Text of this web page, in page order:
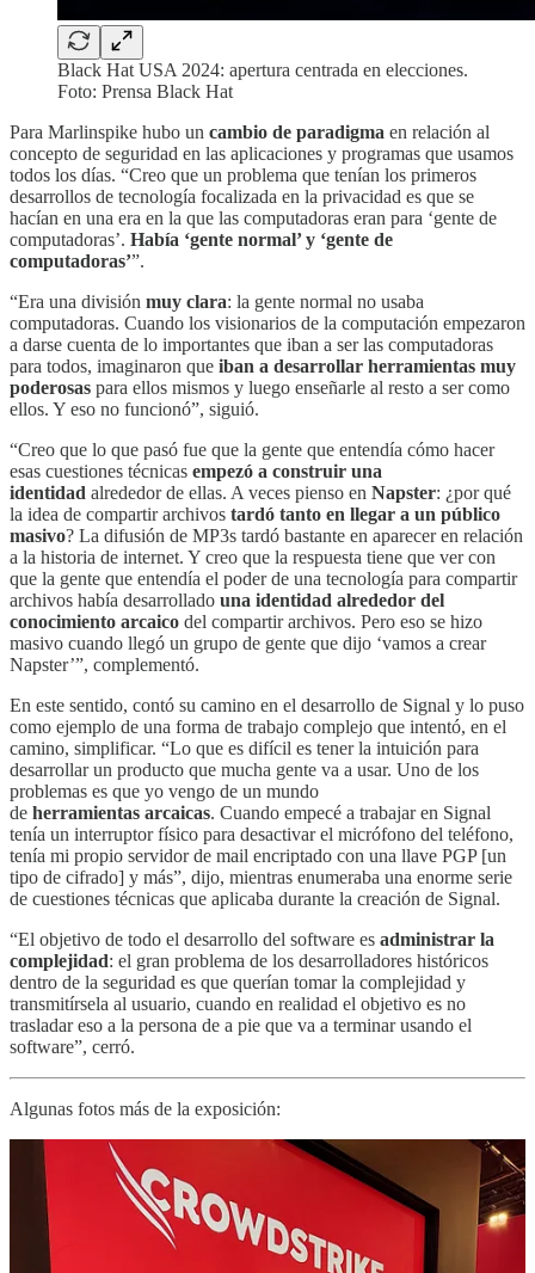
Black Hat USA 2024: apertura centrada en elecciones.
Foto: Prensa Black Hat
Para Marlinspike hubo un cambio de paradigma en relación al
concepto de seguridad en las aplicaciones y programas que usamos
todos los días. “Creo que un problema que tenían los primeros
desarrollos de tecnología focalizada en la privacidad es que se
hacían en una era en la que las computadoras eran para ‘gente de
computadoras’. Había ‘gente normal’ y ‘gente de
computadoras’”.
“Era una división muy clara: la gente normal no usaba
computadoras. Cuando los visionarios de la computación empezaron
a darse cuenta de lo importantes que iban a ser las computadoras
para todos, imaginaron que iban a desarrollar herramientas muy
poderosas para ellos mismos y luego enseñarle al resto a ser como
ellos. Y eso no funcionó”, siguió.
“Creo que lo que pasó fue que la gente que entendía cómo hacer
esas cuestiones técnicas empezó a construir una
identidad alrededor de ellas. A veces pienso en Napster: ¿por qué
la idea de compartir archivos tardó tanto en llegar a un público
masivo? La difusión de MP3s tardó bastante en aparecer en relación
a la historia de internet. Y creo que la respuesta tiene que ver con
que la gente que entendía el poder de una tecnología para compartir
archivos había desarrollado una identidad alrededor del
conocimiento arcaico del compartir archivos. Pero eso se hizo
masivo cuando llegó un grupo de gente que dijo ‘vamos a crear
Napster’”, complementó.
En este sentido, contó su camino en el desarrollo de Signal y lo puso
como ejemplo de una forma de trabajo complejo que intentó, en el
camino, simplificar. “Lo que es difícil es tener la intuición para
desarrollar un producto que mucha gente va a usar. Uno de los
problemas es que yo vengo de un mundo
de herramientas arcaicas. Cuando empecé a trabajar en Signal
tenía un interruptor físico para desactivar el micrófono del teléfono,
tenía mi propio servidor de mail encriptado con una llave PGP [un
tipo de cifrado] y más”, dijo, mientras enumeraba una enorme serie
de cuestiones técnicas que aplicaba durante la creación de Signal.
“El objetivo de todo el desarrollo del software es administrar la
complejidad: el gran problema de los desarrolladores históricos
dentro de la seguridad es que querían tomar la complejidad y
transmitírsela al usuario, cuando en realidad el objetivo es no
trasladar eso a la persona de a pie que va a terminar usando el
software”, cerró.
Algunas fotos más de la exposición: